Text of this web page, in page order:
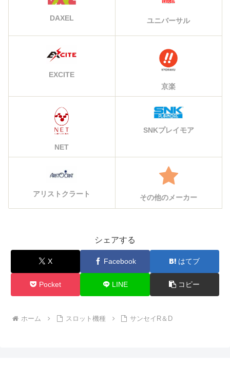
DAXEL ユニバーサル
EXCITE
京楽
NET
SNKプレイモア
アリストクラート その他のメーカー
シェアする
X Facebook はてブ
Pocket LINE コピー
ホーム スロット機種 サンセイR＆D